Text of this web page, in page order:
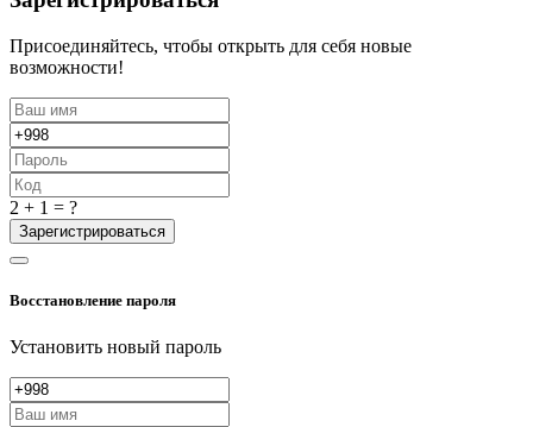
Присоединяйтесь, чтобы открыть для себя новые
возможности!
2 + 1 = ?
Зарегистрироваться
Восстановление пароля
Установить новый пароль